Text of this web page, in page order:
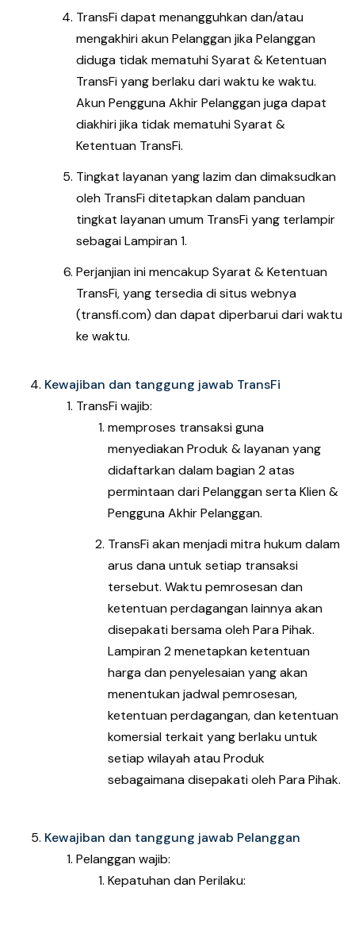
TransFi dapat menangguhkan dan/atau
mengakhiri akun Pelanggan jika Pelanggan
diduga tidak mematuhi Syarat & Ketentuan
TransFi yang berlaku dari waktu ke waktu.
Akun Pengguna Akhir Pelanggan juga dapat
diakhiri jika tidak mematuhi Syarat &
Ketentuan TransFi.
Tingkat layanan yang lazim dan dimaksudkan
oleh TransFi ditetapkan dalam panduan
tingkat layanan umum TransFi yang terlampir
sebagai Lampiran 1.
Perjanjian ini mencakup Syarat & Ketentuan
TransFi, yang tersedia di situs webnya
(transfi.com) dan dapat diperbarui dari waktu
ke waktu.
Kewajiban dan tanggung jawab TransFi
TransFi wajib:
memproses transaksi guna
menyediakan Produk & layanan yang
didaftarkan dalam bagian 2 atas
permintaan dari Pelanggan serta Klien &
Pengguna Akhir Pelanggan.
TransFi akan menjadi mitra hukum dalam
arus dana untuk setiap transaksi
tersebut. Waktu pemrosesan dan
ketentuan perdagangan lainnya akan
disepakati bersama oleh Para Pihak.
Lampiran 2 menetapkan ketentuan
harga dan penyelesaian yang akan
menentukan jadwal pemrosesan,
ketentuan perdagangan, dan ketentuan
komersial terkait yang berlaku untuk
setiap wilayah atau Produk
sebagaimana disepakati oleh Para Pihak.
Kewajiban dan tanggung jawab Pelanggan
Pelanggan wajib:
Kepatuhan dan Perilaku: